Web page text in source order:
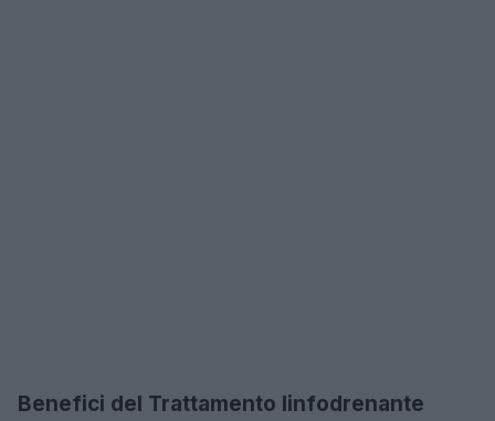
Benefici del Trattamento linfodrenante